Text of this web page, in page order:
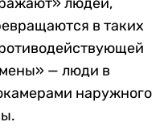
в таких
— люди в
наружного